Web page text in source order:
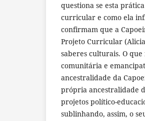
questiona se esta
curricular e como ela
confirmam que a
Projeto Curricular
saberes culturais. O que
comunitária e
ancestralidade da
própria ancestralidade
projetos político-
sublinhando, assim, o